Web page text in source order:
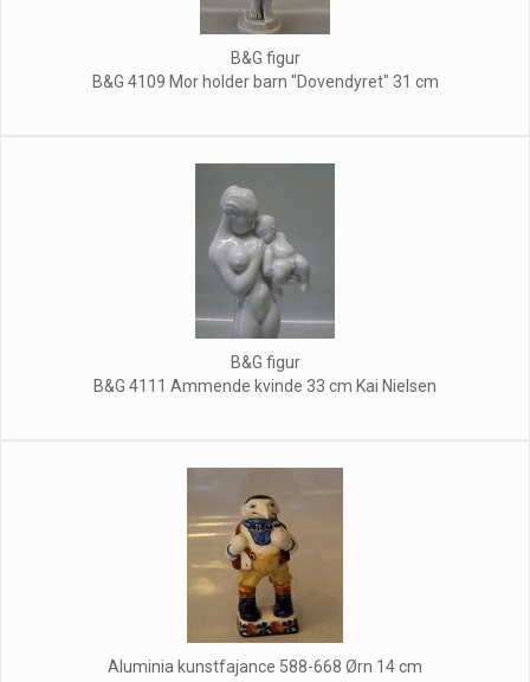
B&G figur
B&G 4109 Mor holder barn "Dovendyret" 31 cm
B&G figur
B&G 4111 Ammende kvinde 33 cm Kai Nielsen
Aluminia kunstfajance 588-668 Ørn 14 cm